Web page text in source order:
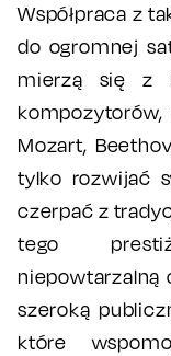
Współpraca z
do ogromnej
mierzą się z
Mozart,
tylko rozwijać
czerpać z
tego
niepowtarzalną
szeroką
które